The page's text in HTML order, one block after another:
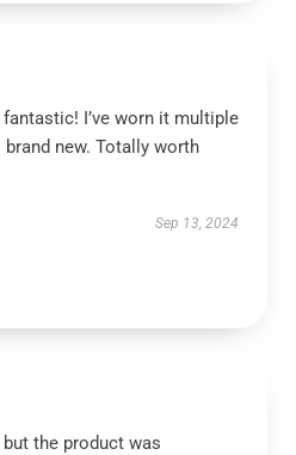
I’ve worn it multiple
new. Totally worth
Sep 13, 2024
but the product was